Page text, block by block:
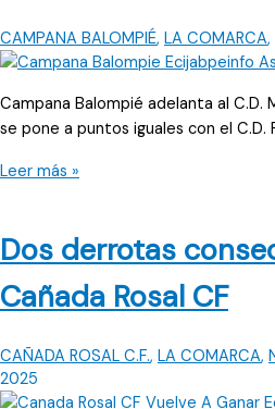
CAMPANA BALOMPIÉ, LA COMARCA,
Campana Balompié adelanta al C.D.
se pone a puntos iguales con el C.D.
Campana
colíder
tras
la
del
CD
Minas
Leer más »
Dos derrotas
Cañada Rosal CF
CAÑADA ROSAL C.F., LA COMARCA,
2025